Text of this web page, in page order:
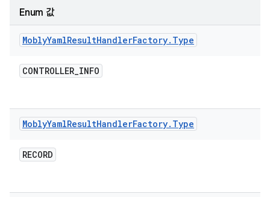
Enum 값
MoblyYamlResultHandlerFactory. Type
CONTROLLER_INFO
MoblyYamlResultHandlerFactory. Type
RECORD